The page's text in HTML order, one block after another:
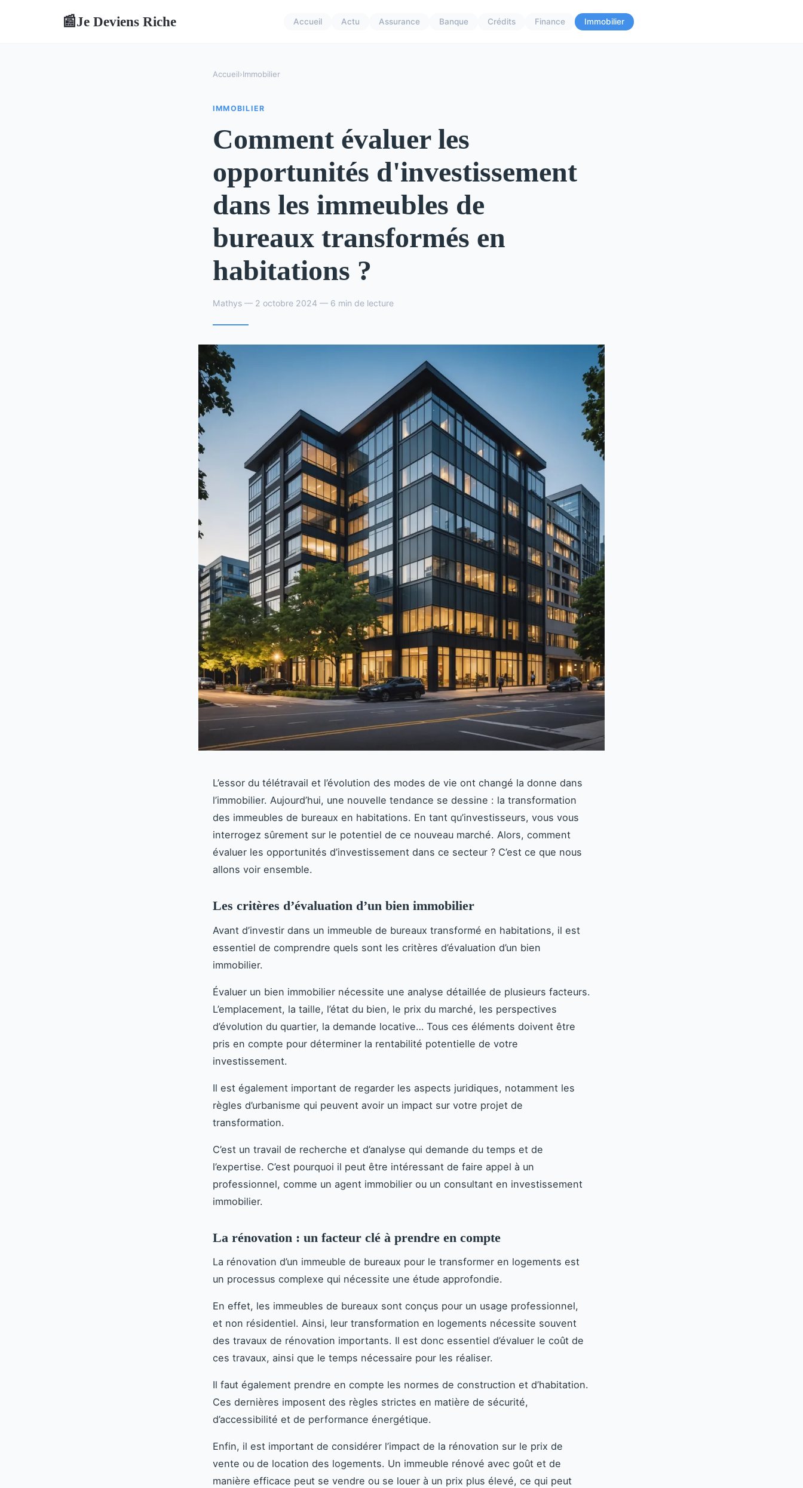
📰Je Deviens Riche Accueil Actu Assurance Banque Crédits Finance Immobilier
Accueil›Immobilier
IMMOBILIER
Comment évaluer les
opportunités d'investissement
dans les immeubles de
bureaux transformés en
habitations ?
Mathys — 2 octobre 2024 — 6 min de lecture
L’essor du télétravail et l’évolution des modes de vie ont changé la donne dans
l’immobilier. Aujourd’hui, une nouvelle tendance se dessine : la transformation
des immeubles de bureaux en habitations. En tant qu’investisseurs, vous vous
interrogez sûrement sur le potentiel de ce nouveau marché. Alors, comment
évaluer les opportunités d’investissement dans ce secteur ? C’est ce que nous
allons voir ensemble.
Les critères d’évaluation d’un bien immobilier
Avant d’investir dans un immeuble de bureaux transformé en habitations, il est
essentiel de comprendre quels sont les critères d’évaluation d’un bien
immobilier.
Évaluer un bien immobilier nécessite une analyse détaillée de plusieurs facteurs.
L’emplacement, la taille, l’état du bien, le prix du marché, les perspectives
d’évolution du quartier, la demande locative… Tous ces éléments doivent être
pris en compte pour déterminer la rentabilité potentielle de votre
investissement.
Il est également important de regarder les aspects juridiques, notamment les
règles d’urbanisme qui peuvent avoir un impact sur votre projet de
transformation.
C’est un travail de recherche et d’analyse qui demande du temps et de
l’expertise. C’est pourquoi il peut être intéressant de faire appel à un
professionnel, comme un agent immobilier ou un consultant en investissement
immobilier.
La rénovation : un facteur clé à prendre en compte
La rénovation d’un immeuble de bureaux pour le transformer en logements est
un processus complexe qui nécessite une étude approfondie.
En effet, les immeubles de bureaux sont conçus pour un usage professionnel,
et non résidentiel. Ainsi, leur transformation en logements nécessite souvent
des travaux de rénovation importants. Il est donc essentiel d’évaluer le coût de
ces travaux, ainsi que le temps nécessaire pour les réaliser.
Il faut également prendre en compte les normes de construction et d’habitation.
Ces dernières imposent des règles strictes en matière de sécurité,
d’accessibilité et de performance énergétique.
Enfin, il est important de considérer l’impact de la rénovation sur le prix de
vente ou de location des logements. Un immeuble rénové avec goût et de
manière efficace peut se vendre ou se louer à un prix plus élevé, ce qui peut